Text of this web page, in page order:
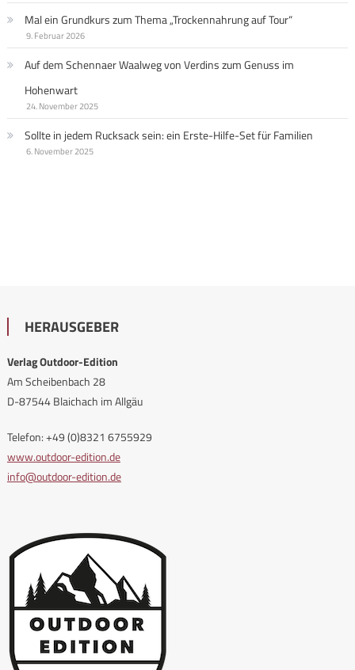
Mal ein Grundkurs zum Thema „Trockennahrung auf Tour“
9. Februar 2026
Auf dem Schennaer Waalweg von Verdins zum Genuss im
Hohenwart
24. November 2025
Sollte in jedem Rucksack sein: ein Erste-Hilfe-Set für Familien
6. November 2025
HERAUSGEBER
Verlag Outdoor-Edition
Am Scheibenbach 28
D-87544 Blaichach im Allgäu
Telefon: +49 (0)8321 6755929
www.outdoor-edition.de
info@outdoor-edition.de